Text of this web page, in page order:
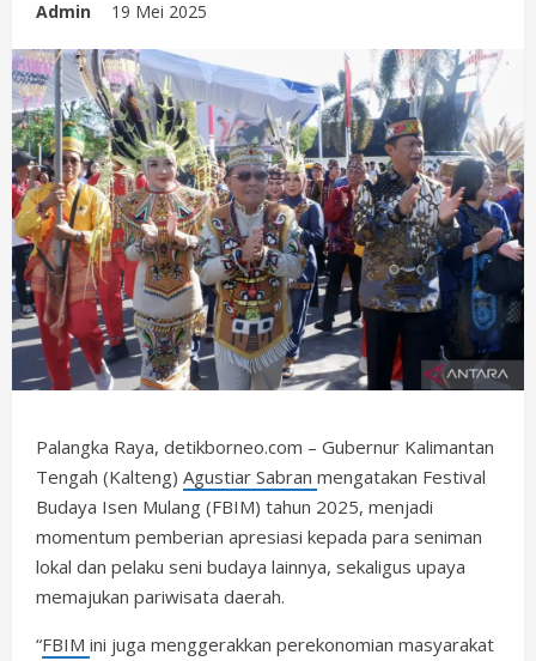
Admin 19 Mei 2025
Palangka Raya, detikborneo.com – Gubernur Kalimantan
Tengah (Kalteng) Agustiar Sabran mengatakan Festival
Budaya Isen Mulang (FBIM) tahun 2025, menjadi
momentum pemberian apresiasi kepada para seniman
lokal dan pelaku seni budaya lainnya, sekaligus upaya
memajukan pariwisata daerah.
“FBIM ini juga menggerakkan perekonomian masyarakat